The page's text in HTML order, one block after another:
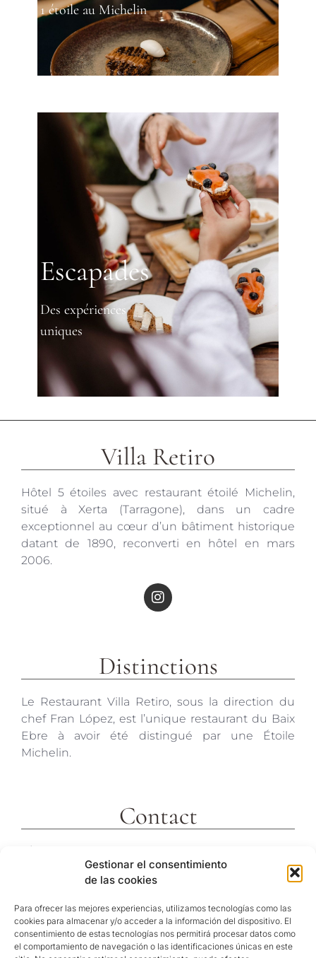
Gestionar el consentimiento
de las cookies
Para ofrecer las mejores experiencias, utilizamos tecnologías como las
cookies para almacenar y/o acceder a la información del dispositivo. El
consentimiento de estas tecnologías nos permitirá procesar datos como
el comportamiento de navegación o las identificaciones únicas en este
1 étoile au Michelin
Escapades
Des expériences
uniques
Villa Retiro
Hôtel 5 étoiles avec restaurant étoilé Michelin,
situé à Xerta (Tarragone), dans un cadre
exceptionnel au cœur d’un bâtiment historique
datant de 1890, reconverti en hôtel en mars
2006.
Distinctions
Le Restaurant Villa Retiro, sous la direction du
chef Fran López, est l’unique restaurant du Baix
Ebre à avoir été distingué par une Étoile
Michelin.
Contact
43592 Xerta
Tarragona (España)
Telf. +34 977473810
Coordenadas GPS:
40º 54′ 31″ N / 0º 29′ 26″ E